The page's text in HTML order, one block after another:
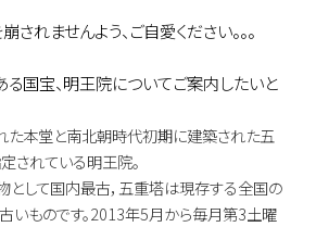
れませんよう、ご自愛ください。。。
る国宝、明王院についてご案内したいと
た本堂と南北朝時代初期に建築された五
されている明王院。
して国内最古，五重塔は現存する全国の
いものです。2013年5月から毎月第3土曜